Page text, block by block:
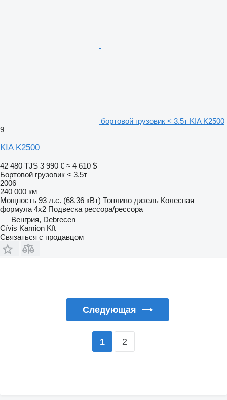
бортовой грузовик < 3.5т KIA K2500
9
KIA K2500
42 480 TJS 3 990 € ≈ 4 610 $
Бортовой грузовик < 3.5т
2006
240 000 км
Мощность 93 л.с. (68.36 кВт) Топливо дизель Колесная
формула 4x2 Подвеска рессора/рессора
Венгрия, Debrecen
Cívis Kamion Kft
Связаться с продавцом
Следующая
1 2